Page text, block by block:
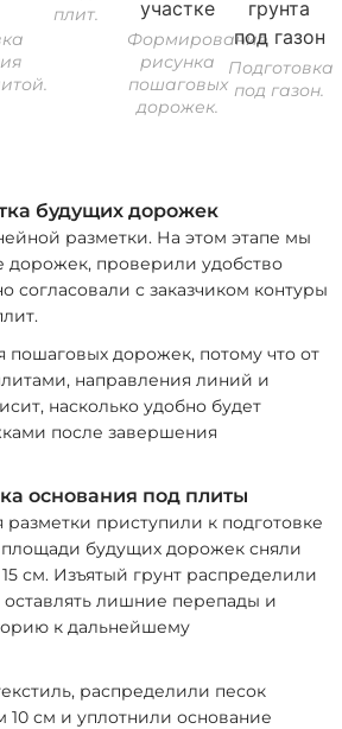
плит.
Формирование
рисунка
пошаговых
дорожек.
Подготовка
под газон.
будущих дорожек
разметки. На этом этапе мы
дорожек, проверили удобство
согласовали с заказчиком контуры
пошаговых дорожек, потому что от
направления линий и
насколько удобно будет
после завершения
основания под плиты
разметки приступили к подготовке
будущих дорожек сняли
см. Изъятый грунт распределили
оставлять лишние перепады и
к дальнейшему
распределили песок
см и уплотнили основание